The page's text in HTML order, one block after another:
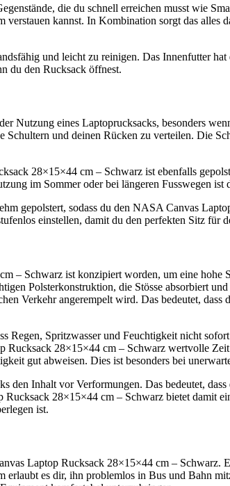
die du schnell erreichen musst wie
verstauen kannst. In Kombination sorgt das
und leicht zu reinigen. Das Innenfutter
du den Rucksack öffnest.
Nutzung eines Laptoprucksacks, besonders
und deinen Rücken zu verteilen. Die
28×15×44 cm – Schwarz ist ebenfalls
im Sommer oder bei längeren Fusswegen ist
gepolstert, sodass du den NASA Canvas
einstellen, damit du den perfekten Sitz für
– Schwarz ist konzipiert worden, um eine hohe
Polsterkonstruktion, die Stösse absorbiert
Verkehr angerempelt wird. Das bedeutet,
Regen, Spritzwasser und Feuchtigkeit nicht
28×15×44 cm – Schwarz wertvolle
gut abweisen. Dies ist besonders bei
den Inhalt vor Verformungen. Das bedeutet,
28×15×44 cm – Schwarz bietet damit
ist.
Laptop Rucksack 28×15×44 cm – Schwarz.
erlaubt es dir, ihn problemlos in Bus und Bahn